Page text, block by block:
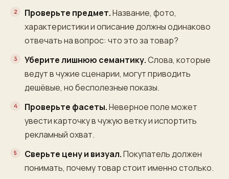
Проверьте предмет.Название, фото,
характеристики и описание должны одинаково
отвечать на вопрос: что это за товар?
Уберите лишнюю семантику.Слова, которые
ведут в чужие сценарии, могут приводить
дешёвые, но бесполезные показы.
Проверьте фасеты.Неверное поле может
увести карточку в чужую ветку и испортить
рекламный охват.
Сверьте цену и визуал.Покупатель должен
понимать, почему товар стоит именно столько.